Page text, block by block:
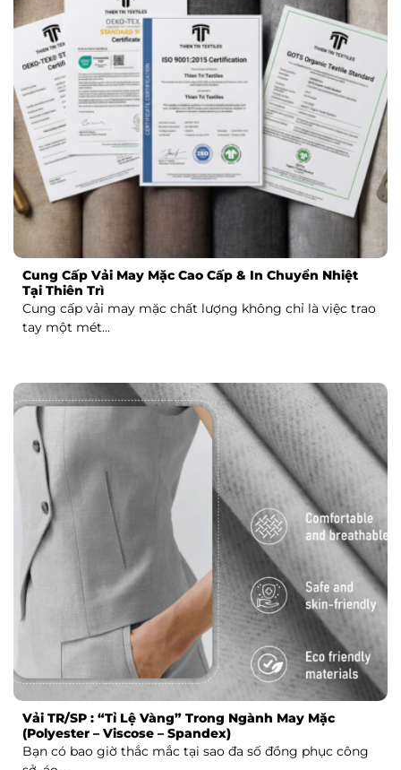
Cung Cấp Vải May Mặc Cao Cấp & In Chuyển Nhiệt
Tại Thiên Trì
Cung cấp vải may mặc chất lượng không chỉ là việc trao
tay một mét...
Vải TR/SP : “Tỉ Lệ Vàng” Trong Ngành May Mặc
(Polyester – Viscose – Spandex)
Bạn có bao giờ thắc mắc tại sao đa số đồng phục công